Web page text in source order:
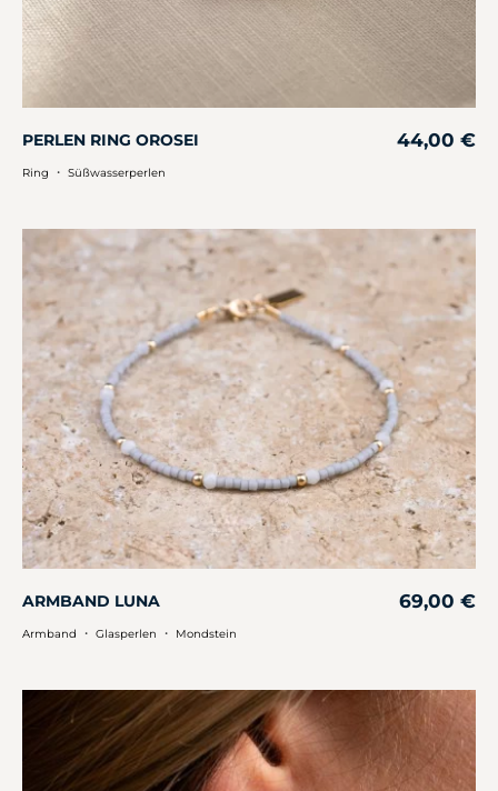
PERLEN RING OROSEI 44,00 €
Ring ・ Süßwasserperlen
ARMBAND LUNA 69,00 €
Armband ・ Glasperlen ・ Mondstein